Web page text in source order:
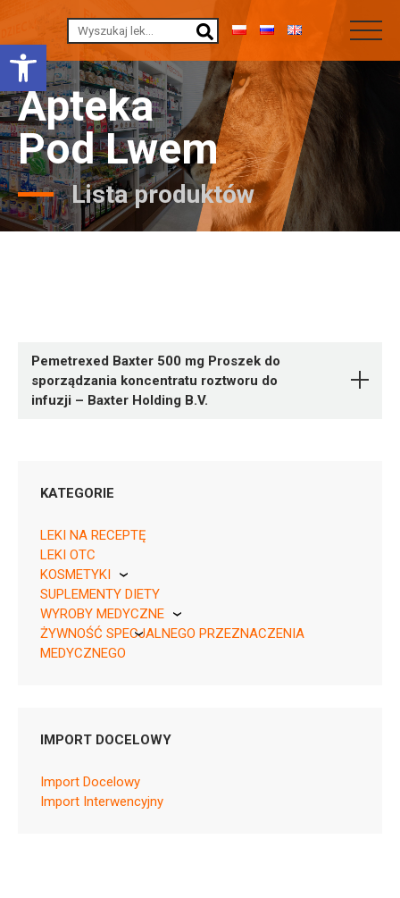
Otwórz pasek narzędzi
Apteka
Pod Lwem
Lista produktów
Pemetrexed Baxter 500 mg Proszek do
sporządzania koncentratu roztworu do
infuzji – Baxter Holding B.V.
Rpz ¦ EU/1/22/1705/002 ¦ 148623
1 fiol. 50 ml
KATEGORIE
LEKI NA RECEPTĘ
LEKI OTC
KOSMETYKI
Pierre Fabre
SUPLEMENTY DIETY
WYROBY MEDYCZNE
KikGel
ŻYWNOŚĆ SPECJALNEGO PRZEZNACZENIA
MEDYCZNEGO
IMPORT DOCELOWY
Import Docelowy
Import Interwencyjny